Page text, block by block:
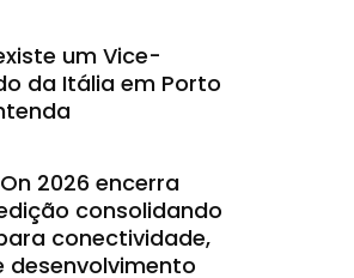
um Vice-
da Itália em Porto
2026 encerra
consolidando
conectividade,
desenvolvimento